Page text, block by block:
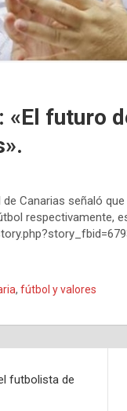
«El futuro
Canarias señaló
respectivamente,
, fútbol y valores
futbolista de